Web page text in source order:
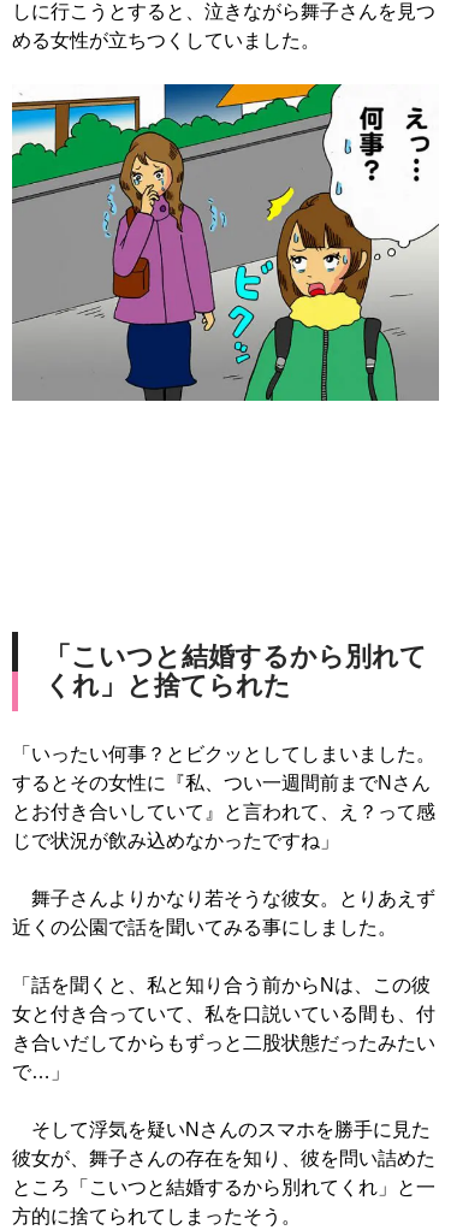
しに行こうとすると、泣きながら舞子さんを見つ
める女性が立ちつくしていました。
「こいつと結婚するから別れて
くれ」と捨てられた
「いったい何事？とビクッとしてしまいました。
するとその女性に『私、つい一週間前までNさん
とお付き合いしていて』と言われて、え？って感
じで状況が飲み込めなかったですね」
舞子さんよりかなり若そうな彼女。とりあえず
近くの公園で話を聞いてみる事にしました。
「話を聞くと、私と知り合う前からNは、この彼
女と付き合っていて、私を口説いている間も、付
き合いだしてからもずっと二股状態だったみたい
で…」
そして浮気を疑いNさんのスマホを勝手に見た
彼女が、舞子さんの存在を知り、彼を問い詰めた
ところ「こいつと結婚するから別れてくれ」と一
方的に捨てられてしまったそう。